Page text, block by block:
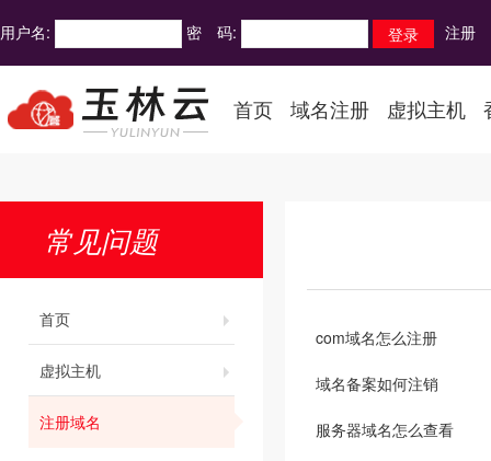
用户名: 密 码: 注册
首页 域名注册 虚拟主机
常见问题
首页
虚拟主机
注册域名
com域名怎么注册
域名备案如何注销
服务器域名怎么查看